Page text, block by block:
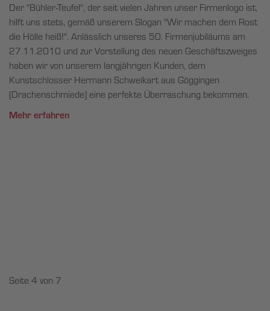
Der "Bühler-Teufel", der seit vielen Jahren unser Firmenlogo ist,
hilft uns stets, gemäß unserem Slogan "Wir machen dem Rost
die Hölle heiß!". Anlässlich unseres 50. Firmenjubiläums am
27.11.2010 und zur Vorstellung des neuen Geschäftszweiges
haben wir von unserem langjährigen Kunden, dem
Kunstschlosser Hermann Schweikart aus Göggingen
(Drachenschmiede) eine perfekte Überraschung bekommen.
Mehr erfahren
Seite 4 von 7